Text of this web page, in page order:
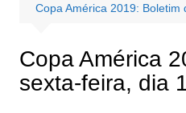
Copa América 2019: Boletim
Copa América
sexta-feira, dia